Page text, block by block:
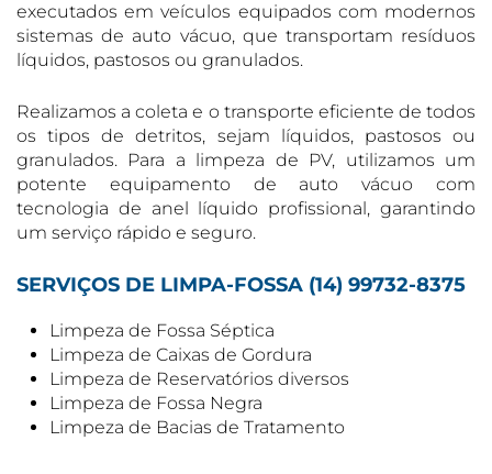
executados em veículos equipados com modernos
sistemas de auto vácuo, que transportam resíduos
líquidos, pastosos ou granulados.
Realizamos a coleta e o transporte eficiente de todos
os tipos de detritos, sejam líquidos, pastosos ou
granulados. Para a limpeza de PV, utilizamos um
potente equipamento de auto vácuo com
tecnologia de anel líquido profissional, garantindo
um serviço rápido e seguro.
SERVIÇOS DE LIMPA-FOSSA (14) 99732-8375
Limpeza de Fossa Séptica
Limpeza de Caixas de Gordura
Limpeza de Reservatórios diversos
Limpeza de Fossa Negra
Limpeza de Bacias de Tratamento